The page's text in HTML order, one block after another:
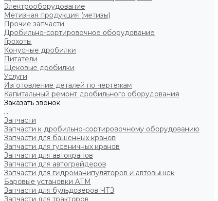
Электрооборудование
Метизная продукция (метизы)
Прочие запчасти
Дробильно-сортировочное оборудование
Грохоты
Конусные дробилки
Питатели
Щековые дробилки
Услуги
Изготовление деталей по чертежам
Капитальный ремонт дробильного оборудования
Заказать звонок
...
Запчасти
Запчасти к дробильно-сортировочному оборудованию
Запчасти для башенных кранов
Запчасти для гусеничных кранов
Запчасти для автокранов
Запчасти для автогрейдеров
Запчасти для гидроманипуляторов и автовышек
Баровые установки АТМ
Запчасти для бульдозеров ЧТЗ
Запчасти для тракторов